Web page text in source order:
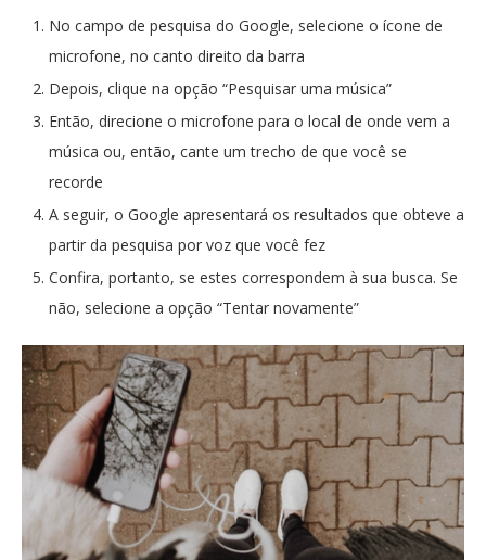
No campo de pesquisa do Google, selecione o ícone de
microfone, no canto direito da barra
Depois, clique na opção “Pesquisar uma música”
Então, direcione o microfone para o local de onde vem a
música ou, então, cante um trecho de que você se
recorde
A seguir, o Google apresentará os resultados que obteve a
partir da pesquisa por voz que você fez
Confira, portanto, se estes correspondem à sua busca. Se
não, selecione a opção “Tentar novamente”